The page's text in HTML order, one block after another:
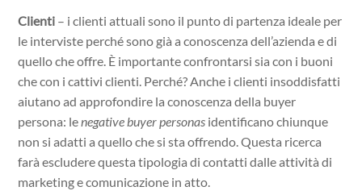
Clienti – i clienti attuali sono il punto di partenza ideale per
le interviste perché sono già a conoscenza dell’azienda e di
quello che offre. È importante confrontarsi sia con i buoni
che con i cattivi clienti. Perché? Anche i clienti insoddisfatti
aiutano ad approfondire la conoscenza della buyer
persona: le negative buyer personas identificano chiunque
non si adatti a quello che si sta offrendo. Questa ricerca
farà escludere questa tipologia di contatti dalle attività di
marketing e comunicazione in atto.